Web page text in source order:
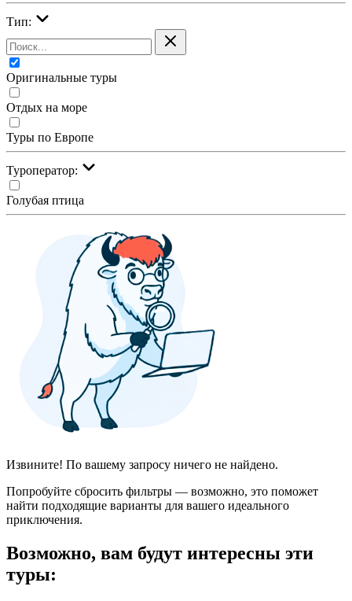
Тип:
Оригинальные туры
Отдых на море
Туры по Европе
Туроператор:
Голубая птица
Извините! По вашему запросу ничего не найдено.
Попробуйте сбросить фильтры — возможно, это поможет
найти подходящие варианты для вашего идеального
приключения.
Возможно, вам будут интересны эти
туры: